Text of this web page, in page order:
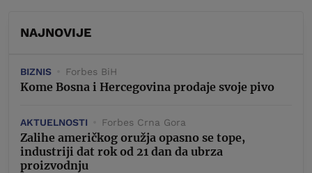
NAJNOVIJE
BIZNIS Forbes BiH
Kome Bosna i Hercegovina prodaje svoje pivo
AKTUELNOSTI Forbes Crna Gora
Zalihe američkog oružja opasno se tope,
industriji dat rok od 21 dan da ubrza
proizvodnju